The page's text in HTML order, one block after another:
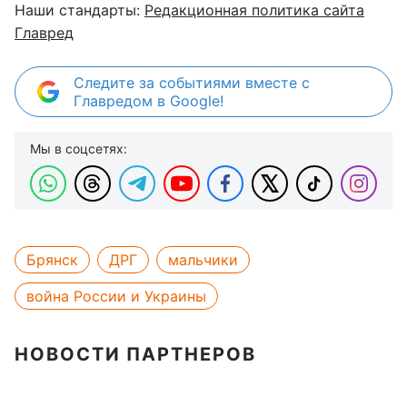
Наши стандарты: Редакционная политика сайта
Главред
Следите за событиями вместе с
Главредом в Google!
Мы в соцсетях:
Брянск ДРГ
мальчики
война России и Украины
НОВОСТИ ПАРТНЕРОВ